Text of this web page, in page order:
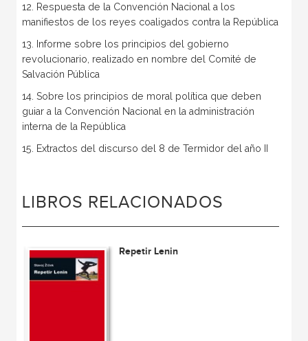
12. Respuesta de la Convención Nacional a los
manifiestos de los reyes coaligados contra la República
13. Informe sobre los principios del gobierno
revolucionario, realizado en nombre del Comité de
Salvación Pública
14. Sobre los principios de moral política que deben
guiar a la Convención Nacional en la administración
interna de la República
15. Extractos del discurso del 8 de Termidor del año II
LIBROS RELACIONADOS
Repetir Lenin